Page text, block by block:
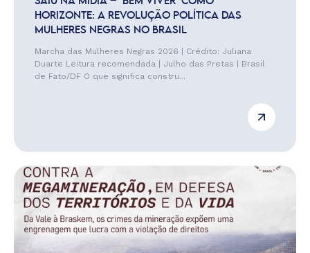
HORIZONTE: A REVOLUÇÃO POLÍTICA DAS
MULHERES NEGRAS NO BRASIL
Marcha das Mulheres Negras 2026 | Crédito: Juliana
Duarte Leitura recomendada | Julho das Pretas | Brasil
de Fato/DF O que significa constru...